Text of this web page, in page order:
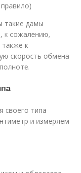
такие дамы
к сожалению,
к
скорость обмена
своего типа
и измеряем